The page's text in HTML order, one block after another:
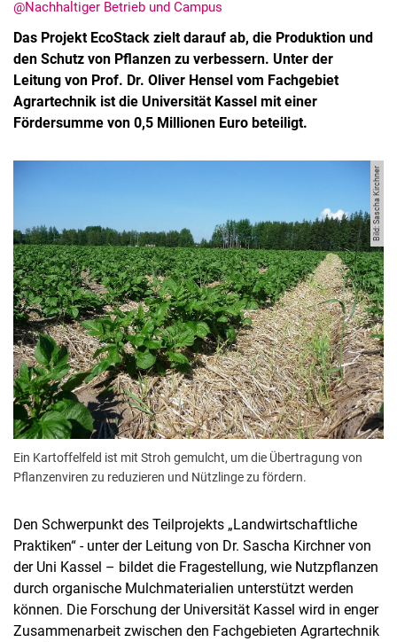
@Nachhaltiger Betrieb und Campus
Das Projekt EcoStack zielt darauf ab, die Produktion und
den Schutz von Pflanzen zu verbessern. Unter der
Leitung von Prof. Dr. Oliver Hensel vom Fachgebiet
Agrartechnik ist die Universität Kassel mit einer
Fördersumme von 0,5 Millionen Euro beteiligt.
Bild: Sascha Kirchner
Ein Kartoffelfeld ist mit Stroh gemulcht, um die Übertragung von
Pflanzenviren zu reduzieren und Nützlinge zu fördern.
Den Schwerpunkt des Teilprojekts „Landwirtschaftliche
Praktiken“ - unter der Leitung von Dr. Sascha Kirchner von
der Uni Kassel – bildet die Fragestellung, wie Nutzpflanzen
durch organische Mulchmaterialien unterstützt werden
können. Die Forschung der Universität Kassel wird in enger
Zusammenarbeit zwischen den Fachgebieten Agrartechnik